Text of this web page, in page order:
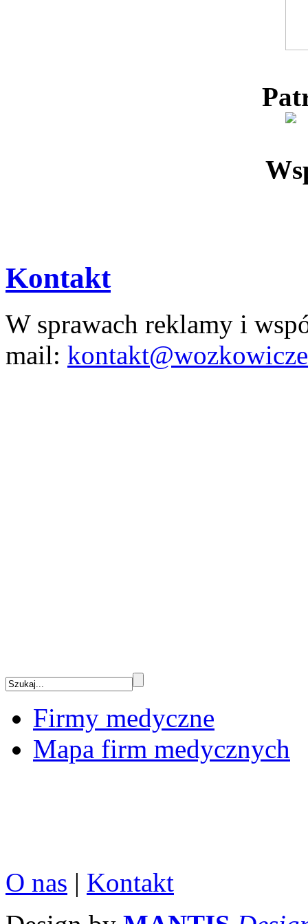
Kontakt
W sprawach reklamy i
mail:
Firmy medyczne
Mapa firm medycznych
O nas | Kontakt